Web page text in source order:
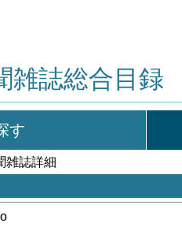
雑誌総合目録
す
雑誌詳細